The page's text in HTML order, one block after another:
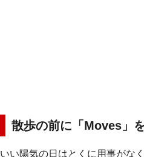
散歩の前に「Moves」
いい陽気の日はとくに用事がな